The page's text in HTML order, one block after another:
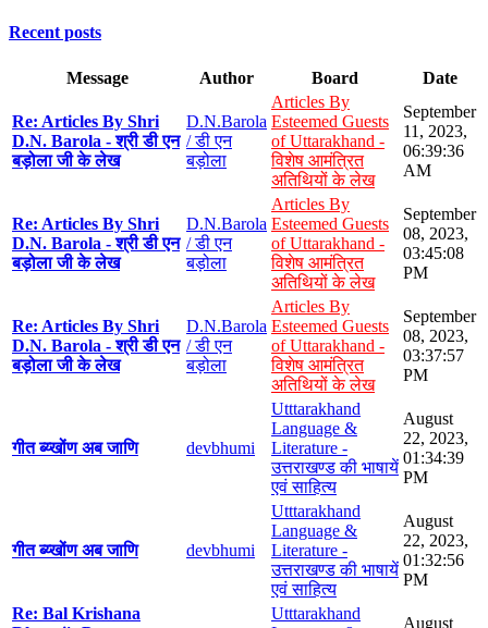
Recent posts
Message Author Board Date
Re: Articles By Shri
D.N. Barola - श्री डी एन
बड़ोला जी के लेख
D.N.Barola
/ डी एन
बड़ोला
Articles By
Esteemed Guests
of Uttarakhand -
विशेष आमंत्रित
अतिथियों के लेख
September
11, 2023,
06:39:36
AM
Re: Articles By Shri
D.N. Barola - श्री डी एन
बड़ोला जी के लेख
D.N.Barola
/ डी एन
बड़ोला
Articles By
Esteemed Guests
of Uttarakhand -
विशेष आमंत्रित
अतिथियों के लेख
September
08, 2023,
03:45:08
PM
Re: Articles By Shri
D.N. Barola - श्री डी एन
बड़ोला जी के लेख
D.N.Barola
/ डी एन
बड़ोला
Articles By
Esteemed Guests
of Uttarakhand -
विशेष आमंत्रित
अतिथियों के लेख
September
08, 2023,
03:37:57
PM
गीत ब्य्खोंण अब जाणि devbhumi
Utttarakhand
Language &
Literature -
उत्तराखण्ड की भाषायें
एवं साहित्य
August
22, 2023,
01:34:39
PM
गीत ब्य्खोंण अब जाणि devbhumi
Utttarakhand
Language &
Literature -
उत्तराखण्ड की भाषायें
एवं साहित्य
August
22, 2023,
01:32:56
PM
Re: Bal Krishana
Utttarakhand
August